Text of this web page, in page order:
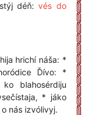
déň:vés do
hrichí náša: *
Ďívo: *
blahosérdiju
* jáko
nás izvólivyj.